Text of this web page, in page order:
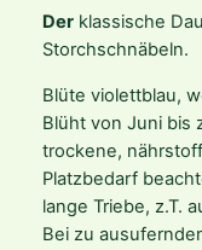
u
m
y
b
r
.
'
R
Derklassische
Storchschnäbeln.
Blüte violettblau,
Blüht von Juni bis
trockene,
Platzbedarf
lange Triebe, z.T.
Bei zu